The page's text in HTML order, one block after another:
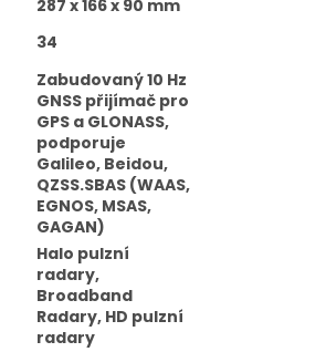
287 x 166 x 90 mm
34
Zabudovaný 10 Hz
GNSS přijímač pro
GPS a GLONASS,
podporuje
Galileo, Beidou,
QZSS.SBAS (WAAS,
EGNOS, MSAS,
GAGAN)
Halo pulzní
radary,
Broadband
Radary, HD pulzní
radary